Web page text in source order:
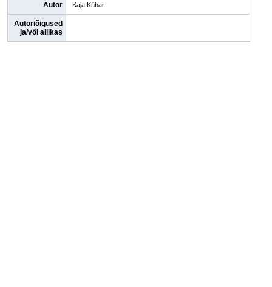
Autor Kaja Kübar
Autoriõigused
ja/või allikas